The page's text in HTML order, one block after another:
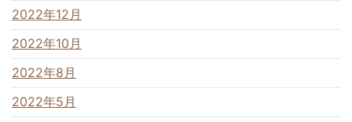
2022年12月
2022年10月
2022年8月
2022年5月